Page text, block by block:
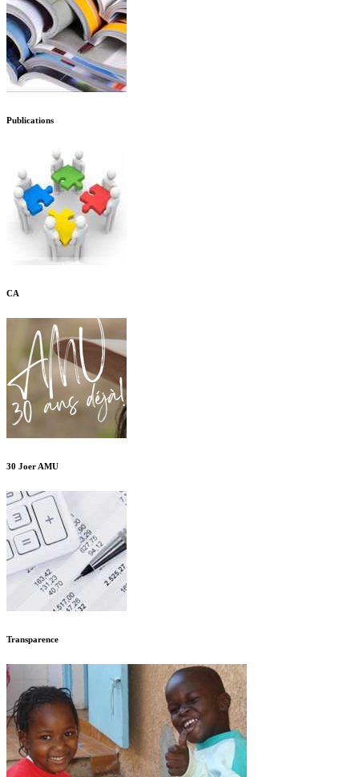
Publications
CA
30 Joer AMU
Transparence